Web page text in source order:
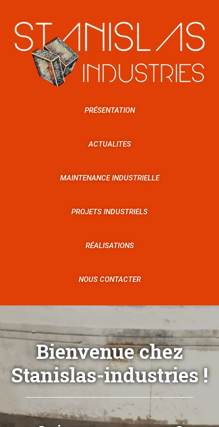
PRÉSENTATION
ACTUALITES
MAINTENANCE INDUSTRIELLE
PROJETS INDUSTRIELS
RÉALISATIONS
NOUS CONTACTER
Bienvenue chez
Stanislas-industries !